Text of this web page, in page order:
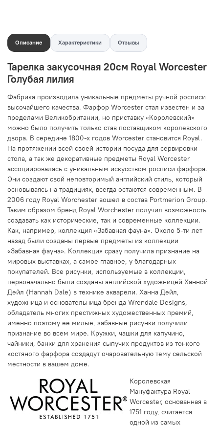
Описание Характеристики Отзывы
Тарелка закусочная 20см Royal Worcester
Голубая лилия
Фабрика производила уникальные предметы ручной росписи
высочайшего качества. Фарфор Worcester стал известен и за
пределами Великобритании, но приставку «Королевский»
можно было получить только став поставщиком королевского
двора. В середине 1800-х годов Worcester становится Royal.
На протяжении всей своей истории посуда для сервировки
стола, а так же декоративные предметы Royal Worcester
ассоциировалась с уникальным искусством росписи фарфора.
Они создают свой неповторимый английский стиль, который
основываясь на традициях, всегда остаются современным. В
2006 году Royal Worchester вошел в состав Portmerion Group.
Таким образом бренд Royal Worchester получил возможность
создавать как исторические, так и современные коллекции.
Как, например, коллекция «Забавная фауна». Около 5-ти лет
назад были созданы первые предметы из коллекции
«Забавная фауна». Коллекция сразу получила признание на
мировых выставках, а самое главное, у благодарных
покупателей. Все рисунки, используемые в коллекции,
первоначально были созданы английской художницей Ханной
Дейл (Hannah Dale) в технике акварели. Ханна Дейл,
художница и основательница бренда Wrendale Designs,
обладатель многих престижных художественных премий,
именно поэтому ее милые, забавные рисунки получили
признание во всем мире. Кружки, чашки для капучино,
чайники, банки для хранения сыпучих продуктов из тонкого
костяного фарфора создадут очаровательную тему сельской
местности в вашем доме.
Королевская
Мануфактура Royal
Worcester, основанная в
1751 году, считается
одной из самых